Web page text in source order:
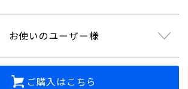
お使いのユーザー様
ご購入はこちら